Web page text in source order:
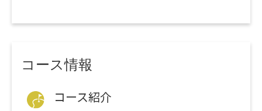
コース情報
コース紹介